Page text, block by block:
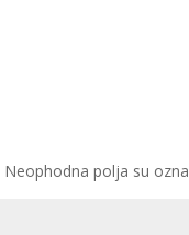
Neophodna polja su